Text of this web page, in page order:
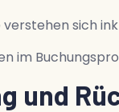
sich
im
und